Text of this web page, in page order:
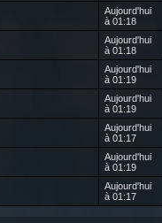
Aujourd'hui
à 01:18
Aujourd'hui
à 01:18
Aujourd'hui
à 01:19
Aujourd'hui
à 01:19
Aujourd'hui
à 01:17
Aujourd'hui
à 01:19
Aujourd'hui
à 01:17